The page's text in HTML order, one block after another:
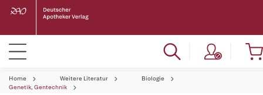
Home Weitere Literatur
Biologie
Genetik, Gentechnik